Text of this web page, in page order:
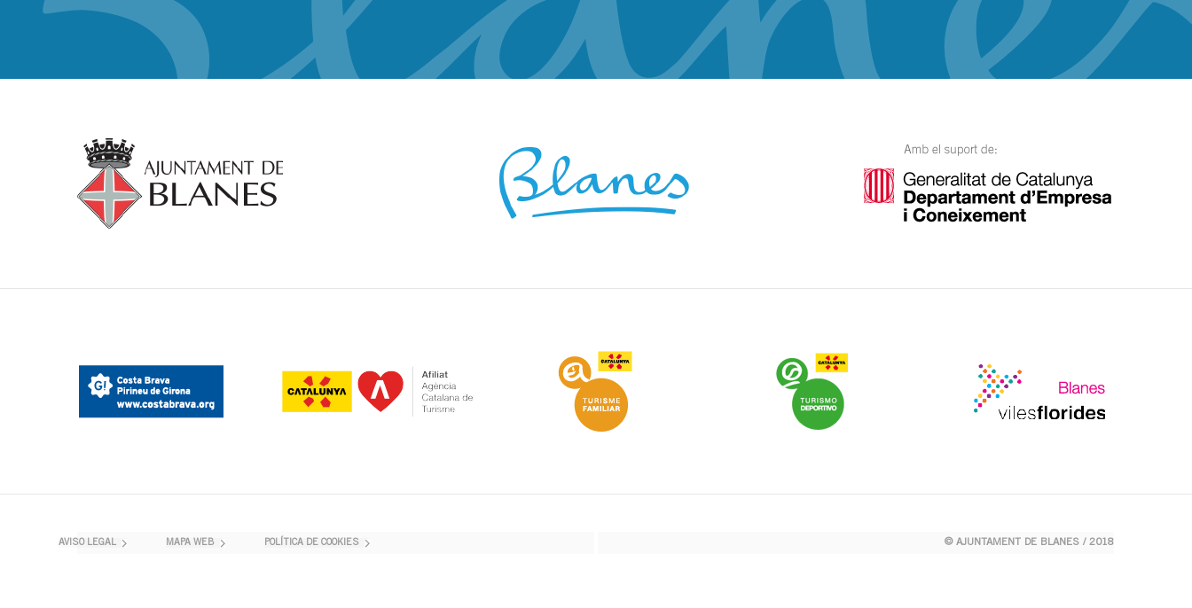
AVISO LEGAL MAPA WEB POLÍTICA DE COOKIES © AJUNTAMENT DE BLANES / 2018